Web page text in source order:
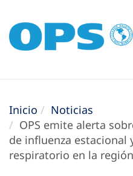
Inicio
Noticias
OPS emite alerta
de influenza estacional
respiratorio en la